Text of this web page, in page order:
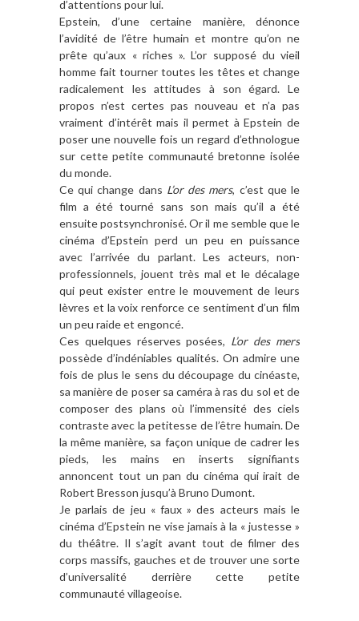
d’attentions pour lui.
Epstein, d’une certaine manière, dénonce
l’avidité de l’être humain et montre qu’on ne
prête qu’aux « riches ». L’or supposé du vieil
homme fait tourner toutes les têtes et change
radicalement les attitudes à son égard. Le
propos n’est certes pas nouveau et n’a pas
vraiment d’intérêt mais il permet à Epstein de
poser une nouvelle fois un regard d’ethnologue
sur cette petite communauté bretonne isolée
du monde.
Ce qui change dans L’or des mers, c’est que le
film a été tourné sans son mais qu’il a été
ensuite postsynchronisé. Or il me semble que le
cinéma d’Epstein perd un peu en puissance
avec l’arrivée du parlant. Les acteurs, non-
professionnels, jouent très mal et le décalage
qui peut exister entre le mouvement de leurs
lèvres et la voix renforce ce sentiment d’un film
un peu raide et engoncé.
Ces quelques réserves posées, L’or des mers
possède d’indéniables qualités. On admire une
fois de plus le sens du découpage du cinéaste,
sa manière de poser sa caméra à ras du sol et de
composer des plans où l’immensité des ciels
contraste avec la petitesse de l’être humain. De
la même manière, sa façon unique de cadrer les
pieds, les mains en inserts signifiants
annoncent tout un pan du cinéma qui irait de
Robert Bresson jusqu’à Bruno Dumont.
Je parlais de jeu « faux » des acteurs mais le
cinéma d’Epstein ne vise jamais à la « justesse »
du théâtre. Il s’agit avant tout de filmer des
corps massifs, gauches et de trouver une sorte
d’universalité derrière cette petite
communauté villageoise.